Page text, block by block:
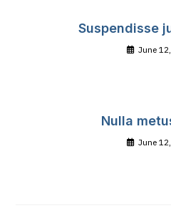
Suspendisse
June
Nulla
June